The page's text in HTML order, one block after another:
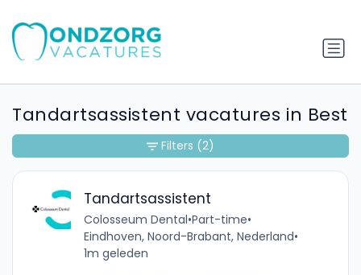
Tandartsassistent vacatures in Best
Tandartsassistent
Colosseum Dental•Part-time•
Eindhoven, Noord-Brabant, Nederland•
1m geleden
Filters (2)